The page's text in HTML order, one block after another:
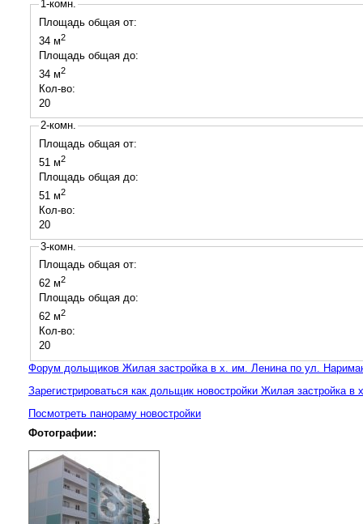
1-комн.
Площадь общая от:
34 м2
Площадь общая до:
34 м2
Кол-во:
20
2-комн.
Площадь общая от:
51 м2
Площадь общая до:
51 м2
Кол-во:
20
3-комн.
Площадь общая от:
62 м2
Площадь общая до:
62 м2
Кол-во:
20
Форум дольщиков Жилая застройка в х. им. Ленина по ул.
Зарегистрироваться как дольщик новостройки Жилая застройка
Посмотреть панораму новостройки
Фотографии: